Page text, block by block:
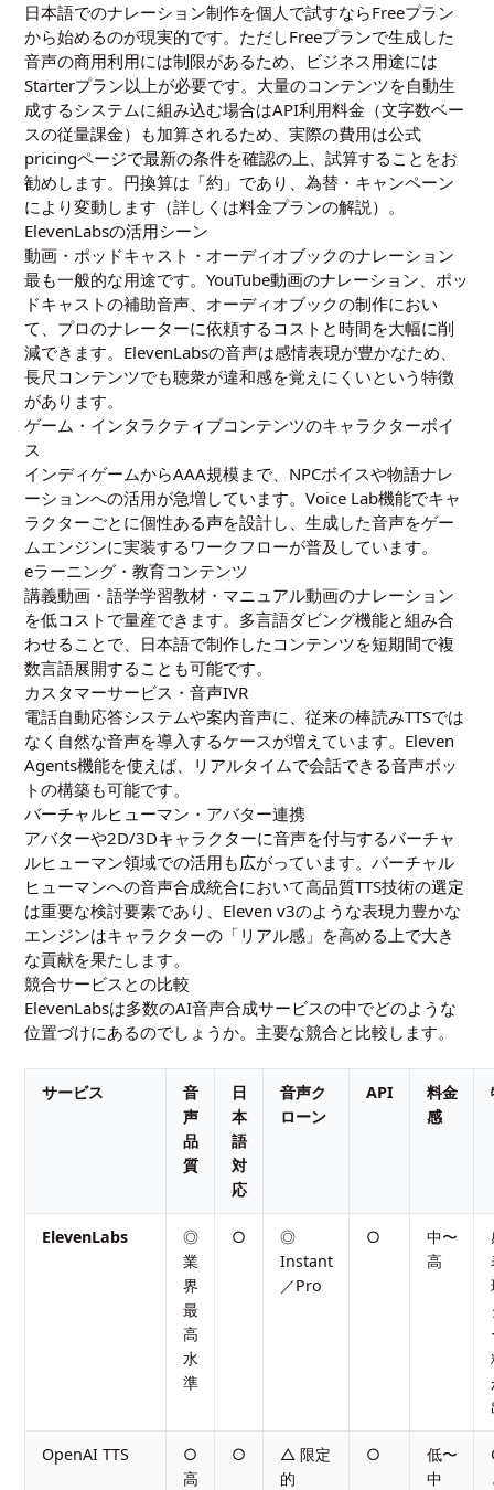
日本語でのナレーション制作を個人で試すならFreeプラン
から始めるのが現実的です。ただしFreeプランで生成した
音声の商用利用には制限があるため、ビジネス用途には
Starterプラン以上が必要です。大量のコンテンツを自動生
成するシステムに組み込む場合はAPI利用料金（文字数ベー
スの従量課金）も加算されるため、実際の費用は公式
pricingページで最新の条件を確認の上、試算することをお
勧めします。円換算は「約」であり、為替・キャンペーン
により変動します（詳しくは料金プランの解説）。
ElevenLabsの活用シーン
動画・ポッドキャスト・オーディオブックのナレーション
最も一般的な用途です。YouTube動画のナレーション、ポッ
ドキャストの補助音声、オーディオブックの制作におい
て、プロのナレーターに依頼するコストと時間を大幅に削
減できます。ElevenLabsの音声は感情表現が豊かなため、
長尺コンテンツでも聴衆が違和感を覚えにくいという特徴
があります。
ゲーム・インタラクティブコンテンツのキャラクターボイ
ス
インディゲームからAAA規模まで、NPCボイスや物語ナレ
ーションへの活用が急増しています。Voice Lab機能でキャ
ラクターごとに個性ある声を設計し、生成した音声をゲー
ムエンジンに実装するワークフローが普及しています。
eラーニング・教育コンテンツ
講義動画・語学学習教材・マニュアル動画のナレーション
を低コストで量産できます。多言語ダビング機能と組み合
わせることで、日本語で制作したコンテンツを短期間で複
数言語展開することも可能です。
カスタマーサービス・音声IVR
電話自動応答システムや案内音声に、従来の棒読みTTSでは
なく自然な音声を導入するケースが増えています。Eleven
Agents機能を使えば、リアルタイムで会話できる音声ボッ
トの構築も可能です。
バーチャルヒューマン・アバター連携
アバターや2D/3Dキャラクターに音声を付与するバーチャ
ルヒューマン領域での活用も広がっています。バーチャル
ヒューマンへの音声合成統合において高品質TTS技術の選定
は重要な検討要素であり、Eleven v3のような表現力豊かな
エンジンはキャラクターの「リアル感」を高める上で大き
な貢献を果たします。
競合サービスとの比較
ElevenLabsは多数のAI音声合成サービスの中でどのような
位置づけにあるのでしょうか。主要な競合と比較します。
サービス
音
声
品
質
日
本
語
対
応
音声ク
ローン
API
料金
感
ElevenLabs
◎
業
界
最
高
水
準
○
◎
Instant
／Pro
○
中〜
高
OpenAI TTS
○
高
○
△ 限定
的
○
低〜
中